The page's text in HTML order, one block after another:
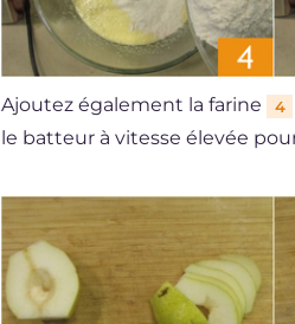
Ajoutez également la farine 4
le batteur à vitesse élevée